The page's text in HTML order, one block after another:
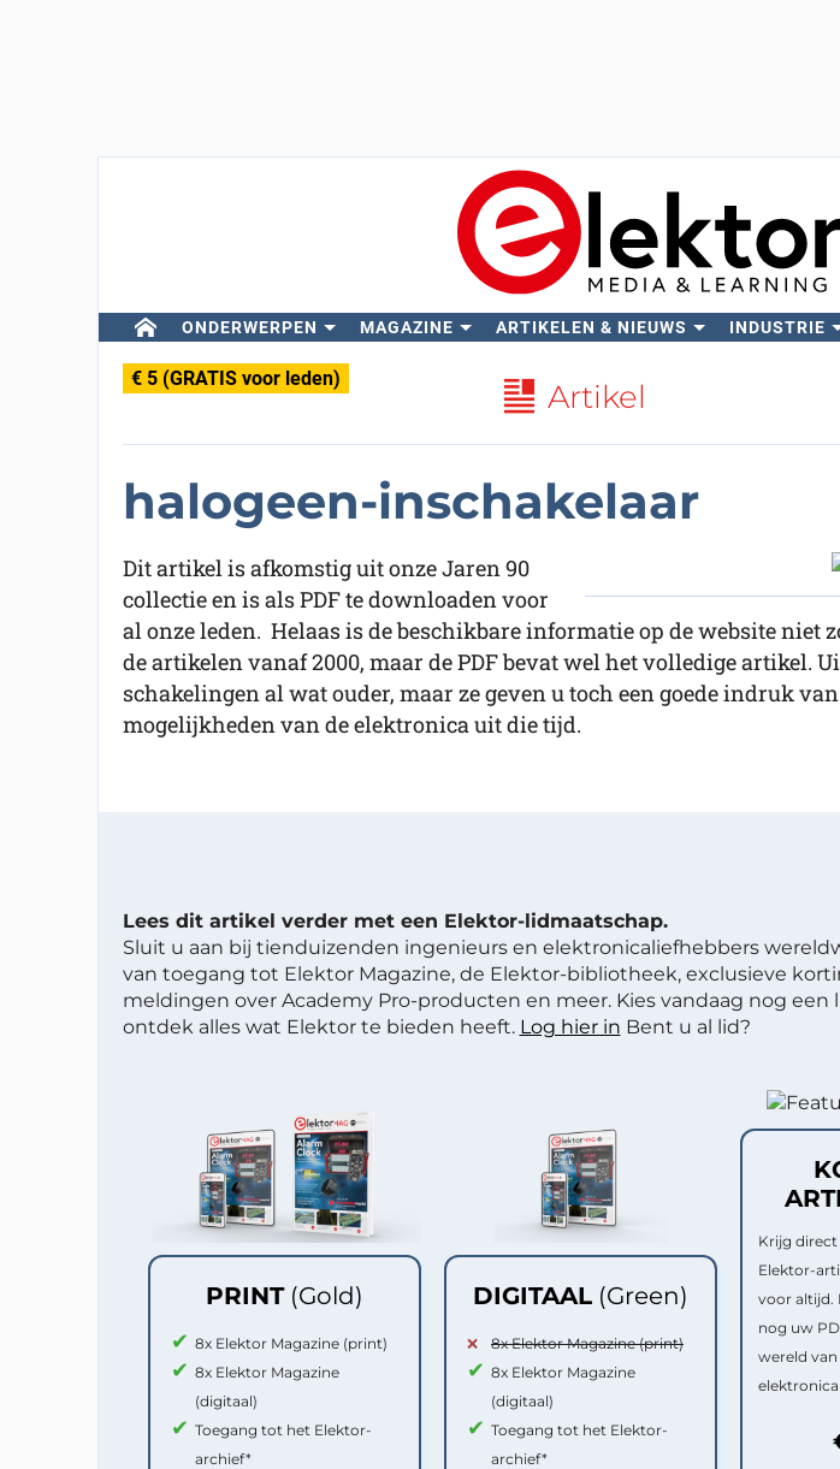
ONDERWERPEN MAGAZINE ARTIKELEN & NIEUWS INDUSTRIE
€ 5 (GRATIS voor leden) Artikel
halogeen-inschakelaar
Dit artikel is afkomstig uit onze Jaren 90
collectie en is als PDF te downloaden voor
al onze leden. Helaas is de beschikbare informatie op de website niet
de artikelen vanaf 2000, maar de PDF bevat wel het volledige artikel.
schakelingen al wat ouder, maar ze geven u toch een goede indruk
mogelijkheden van de elektronica uit die tijd.
Lees dit artikel verder met een Elektor-lidmaatschap.
Sluit u aan bij tienduizenden ingenieurs en elektronicaliefhebbers
van toegang tot Elektor Magazine, de Elektor-bibliotheek, exclusieve
meldingen over Academy Pro-producten en meer. Kies vandaag nog een
ontdek alles wat Elektor te bieden heeft. Log hier in Bent u al lid?
PRINT (Gold)
8x Elektor Magazine (print)
8x Elektor Magazine
(digitaal)
Toegang tot het Elektor-
archief*
DIGITAAL (Green)
8x Elektor Magazine (print)
8x Elektor Magazine
(digitaal)
Toegang tot het Elektor-
archief*
Krijg
Elektor-
voor altijd.
nog uw
wereld